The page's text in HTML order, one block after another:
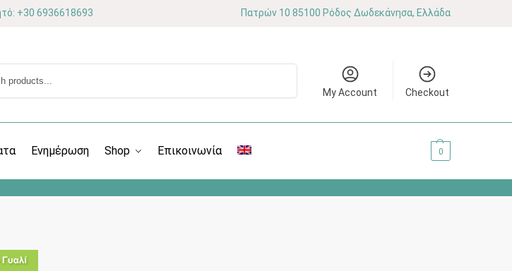
+30 6936618693 Πατρών 10 85100 Ρόδος Δωδεκάνησα, Ελλάδα
My Account Checkout
Ενημέρωση Shop Επικοινωνία 0